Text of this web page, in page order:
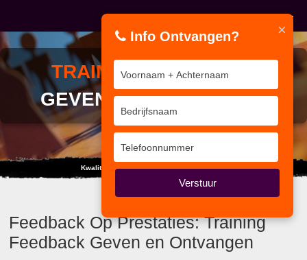
TRAININGFEEDBACK
GEVEN EN ONTVANGEN
Kwaliteit van Interne Auditor tot Coördinator
Feedback Op Prestaties: Training
Feedback Geven en Ontvangen
×
Info Ontvangen?
Verstuur